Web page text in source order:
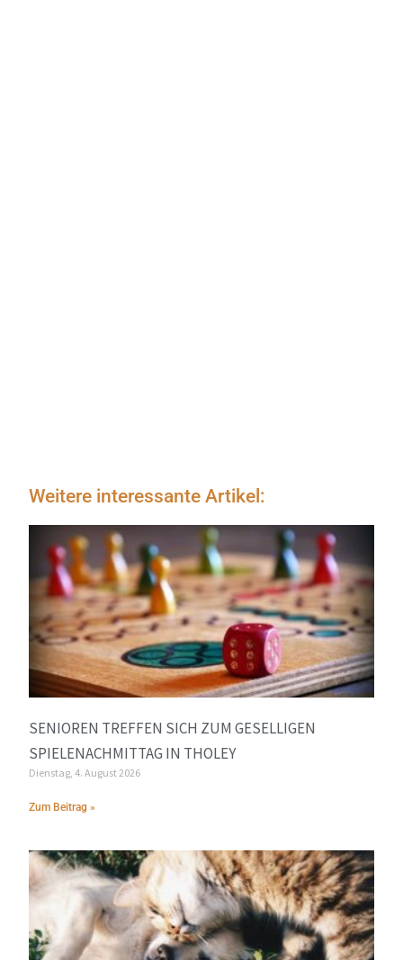
Weitere interessante Artikel:
SENIOREN TREFFEN SICH ZUM GESELLIGEN
SPIELENACHMITTAG IN THOLEY
Dienstag, 4. August 2026
Zum Beitrag »